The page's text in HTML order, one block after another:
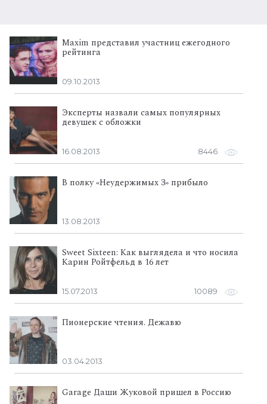
Maxim представил участниц ежегодного
рейтинга
09.10.2013
Эксперты назвали самых популярных
девушек с обложки
16.08.2013 8446
В полку «Неудержимых 3» прибыло
13.08.2013
Sweet Sixteen: Как выглядела и что носила
Карин Ройтфельд в 16 лет
15.07.2013 10089
Пионерские чтения. Дежавю
03.04.2013
Garage Даши Жуковой пришел в Россию